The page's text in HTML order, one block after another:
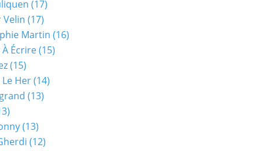
(17)
Velin (17)
Martin (16)
Écrire(15)
(15)
Her(14)
(13)
(13)
(12)